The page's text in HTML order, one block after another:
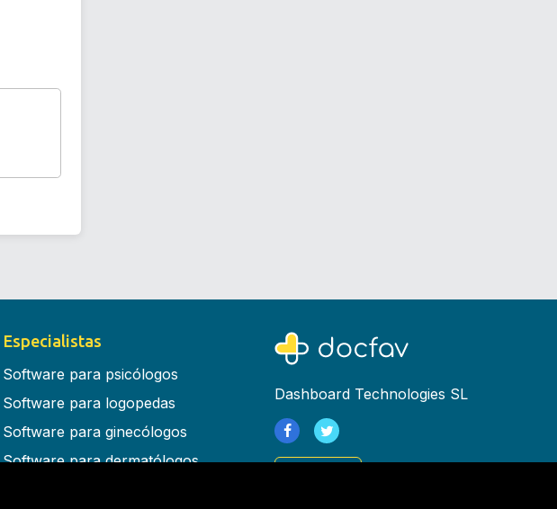
Especialistas
Software para psicólogos
Software para logopedas
Software para ginecólogos
Software para dermatólogos
Dashboard Technologies SL